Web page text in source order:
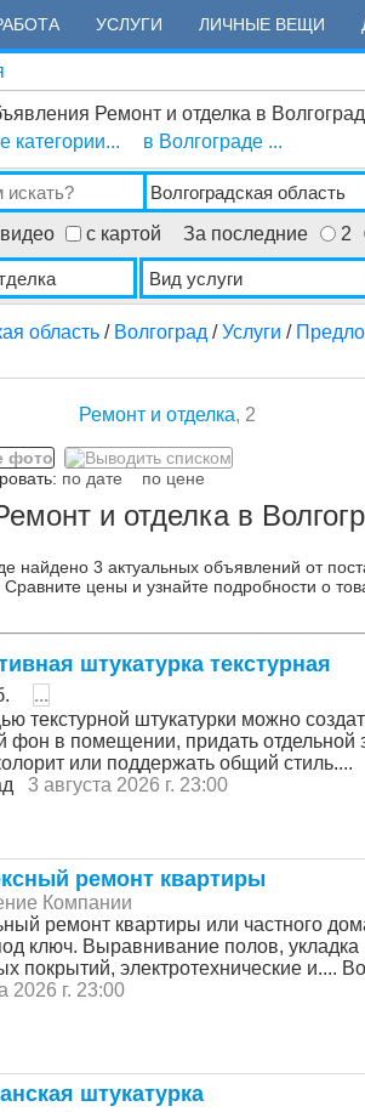
УСЛУГИ ЛИЧНЫЕ ВЕЩИ
Ремонт и отделка в
категории...
в Волгограде ...
с картой За последние 2
область / Волгоград /Услуги /
Ремонт и отделка, 2
по дате по цене
и отделка в
найдено 3 актуальных объявлений от
цены и узнайте подробности о
штукатурка текстурная
...
текстурной штукатурки можно
фон в помещении, придать отдельной
или поддержать общий стиль....
3 августа 2026 г. 23:00
ремонт квартиры
Компании
ремонт квартиры или частного
ключ. Выравнивание полов, укладка
покрытий, электротехнические и....
2026 г. 23:00
штукатурка